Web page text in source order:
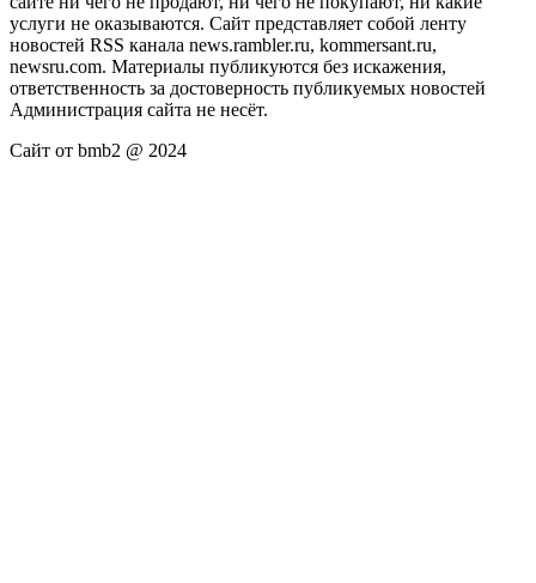
услуги не оказываются. Сайт представляет собой ленту
новостей RSS канала news.rambler.ru, kommersant.ru,
newsru.com. Материалы публикуются без искажения,
ответственность за достоверность публикуемых новостей
Администрация сайта не несёт.
Сайт от bmb2 @ 2024